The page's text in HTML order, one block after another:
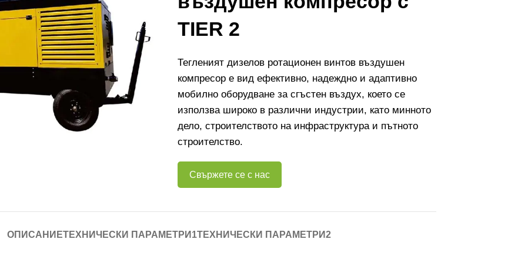
TIER 2
Тегленият дизелов ротационен винтов въздушен
компресор е вид ефективно, надеждно и адаптивно
мобилно оборудване за сгъстен въздух, което се
използва широко в различни индустрии, като минното
дело, строителството на инфраструктура и пътното
строителство.
Свържете се с нас
ОПИСАНИЕТЕХНИЧЕСКИ ПАРАМЕТРИ1ТЕХНИЧЕСКИ ПАРАМЕТРИ2